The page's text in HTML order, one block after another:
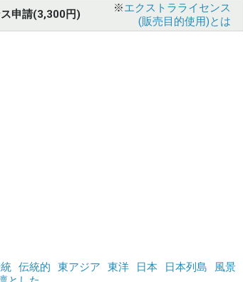
申請(3,300円) ※エクストラライセンス
(販売目的使用)とは
伝統的 東アジア 東洋 日本 日本列島
風景